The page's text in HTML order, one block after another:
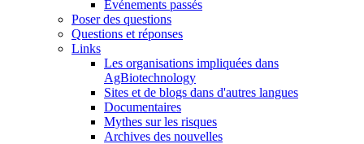
Événements passés
Poser des questions
Questions et réponses
Links
Les organisations impliquées dans
AgBiotechnology
Sites et de blogs dans d'autres langues
Documentaires
Mythes sur les risques
Archives des nouvelles